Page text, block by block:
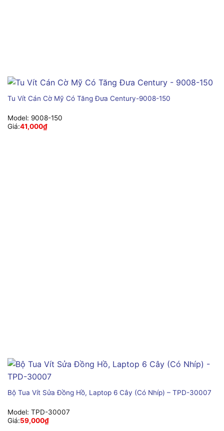
Tu Vít Cán Cờ Mỹ Có Tăng Đưa Century-9008-150
Model: 9008-150
Giá:41,000₫
Bộ Tua Vít Sửa Đồng Hồ, Laptop 6 Cây (Có Nhíp) – TPD-30007
Model: TPD-30007
Giá:59,000₫